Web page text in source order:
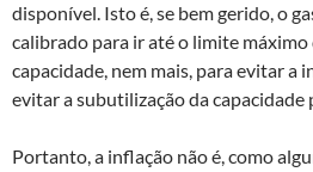
disponível. Isto é, se bem gerido, o
calibrado para ir até o limite máximo
capacidade, nem mais, para evitar a
evitar a subutilização da capacidade
Portanto, a inflação não é, como